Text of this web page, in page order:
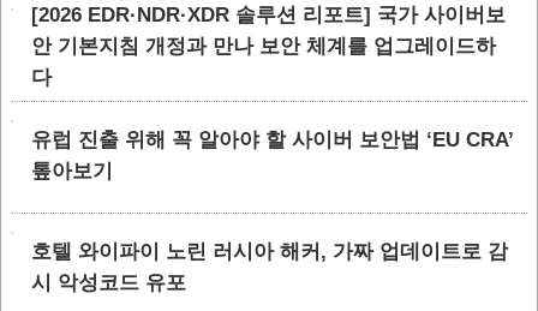
[2026 EDR·NDR·XDR 솔루션 리포트] 국가 사이버보
안 기본지침 개정과 만나 보안 체계를 업그레이드하
다
유럽 진출 위해 꼭 알아야 할 사이버 보안법 ‘EU CRA’
톺아보기
호텔 와이파이 노린 러시아 해커, 가짜 업데이트로 감
시 악성코드 유포